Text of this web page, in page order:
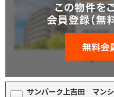
サンパーク上吉田 マン